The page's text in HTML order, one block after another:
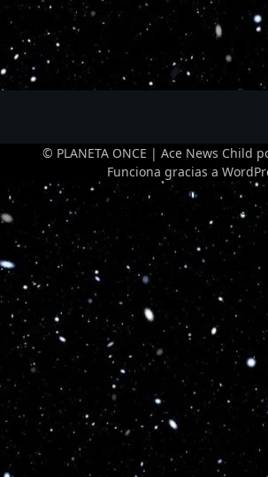
© PLANETA ONCE | Ace News Child
Funciona gracias a
Optimized by Seraphinite
Turns on site high speed to be attractive for